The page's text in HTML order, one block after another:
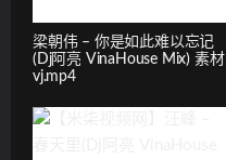
梁朝伟 – 你是如此难以忘记
(Dj阿亮 VinaHouse Mix) 素材
vj.mp4